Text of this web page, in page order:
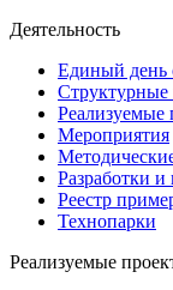
Деятельность
Единый день
Структурные
Реализуемые
Мероприятия
Разработки
Реестр
Технопарки
Реализуемые